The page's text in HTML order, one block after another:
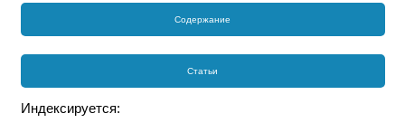
Содержание
Статьи
Индексируется: